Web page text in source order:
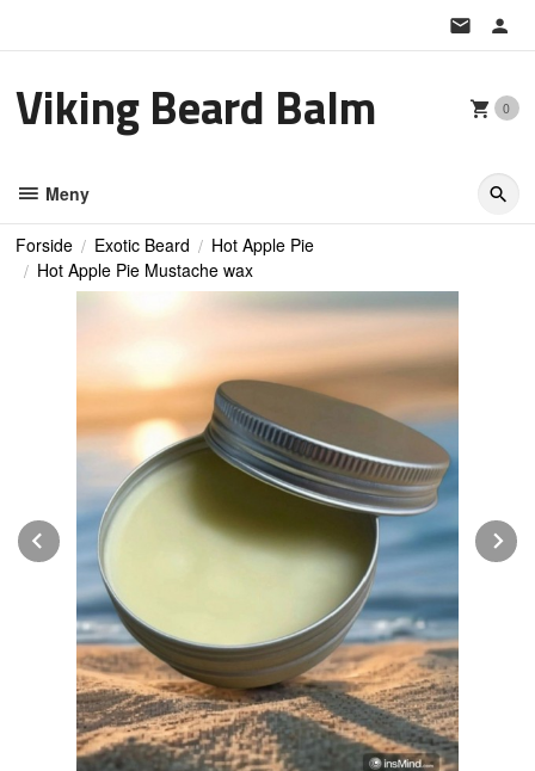
Viking Beard Balm 0
Meny
Forside Exotic Beard
Hot Apple Pie
Hot Apple Pie Mustache wax
Prev